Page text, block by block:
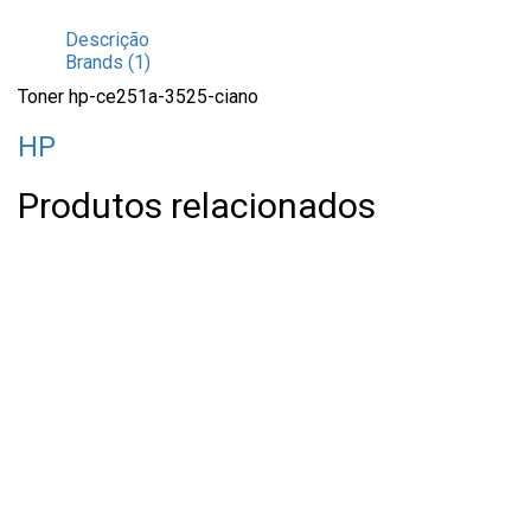
Descrição
Brands (1)
Toner hp-ce251a-3525-ciano
HP
Produtos relacionados